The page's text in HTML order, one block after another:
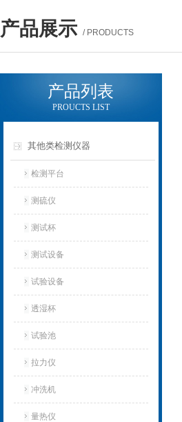
产品展示 / PRODUCTS
产品列表
PROUCTS LIST
其他类检测仪器
检测平台
测硫仪
测试杯
测试设备
试验设备
透湿杯
试验池
拉力仪
冲洗机
量热仪